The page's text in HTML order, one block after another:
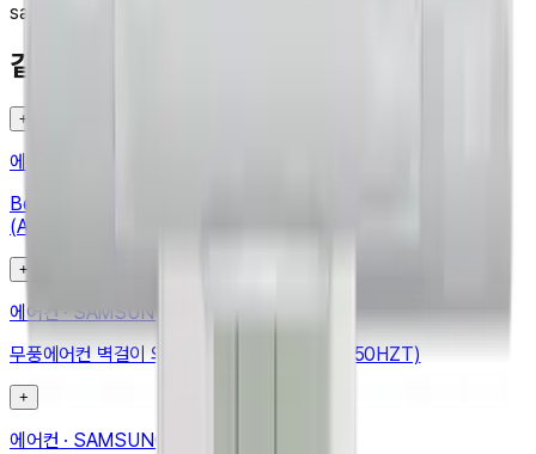
samsung
같은 카테고리 다른 기기
+
에어컨
Bespoke 무풍에어컨 윈도우핏 19.2㎡ (매립형)
(AW06C7155WWAZ)
+
에어컨 · SAMSUNG
무풍에어컨 벽걸이 와이드 42.3㎡ (AR13D9150HZT)
+
에어컨 · SAMSUNG